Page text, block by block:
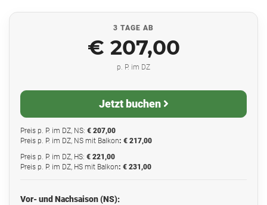
3 TAGE AB
€ 207,00
p. P. im DZ
Jetzt buchen
Preis p. P. im DZ, NS: € 207,00
Preis p. P. im DZ, NS mit Balkon: € 217,00
Preis p. P. im DZ, HS: € 221,00
Preis p. P. im DZ, HS mit Balkon: € 231,00
Vor- und Nachsaison (NS):